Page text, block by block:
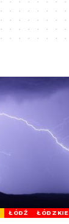
ŁÓDŹ ŁÓDZKIE